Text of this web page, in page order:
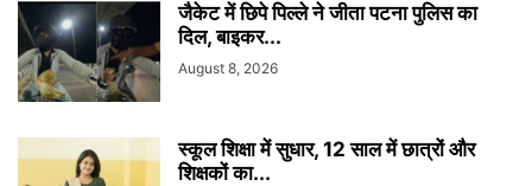
जैकेट में छिपे पिल्ले ने जीता पटना पुलिस का
दिल, बाइकर...
August 8, 2026
स्कूल शिक्षा में सुधार, 12 साल में छात्रों और
शिक्षकों का...